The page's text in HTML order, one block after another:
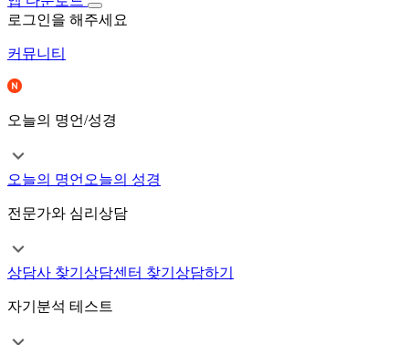
로그인을 해주세요
커뮤니티
오늘의 명언/성경
오늘의 명언 오늘의 성경
전문가와 심리상담
상담사 찾기 상담센터 찾기 상담하기
자기분석 테스트